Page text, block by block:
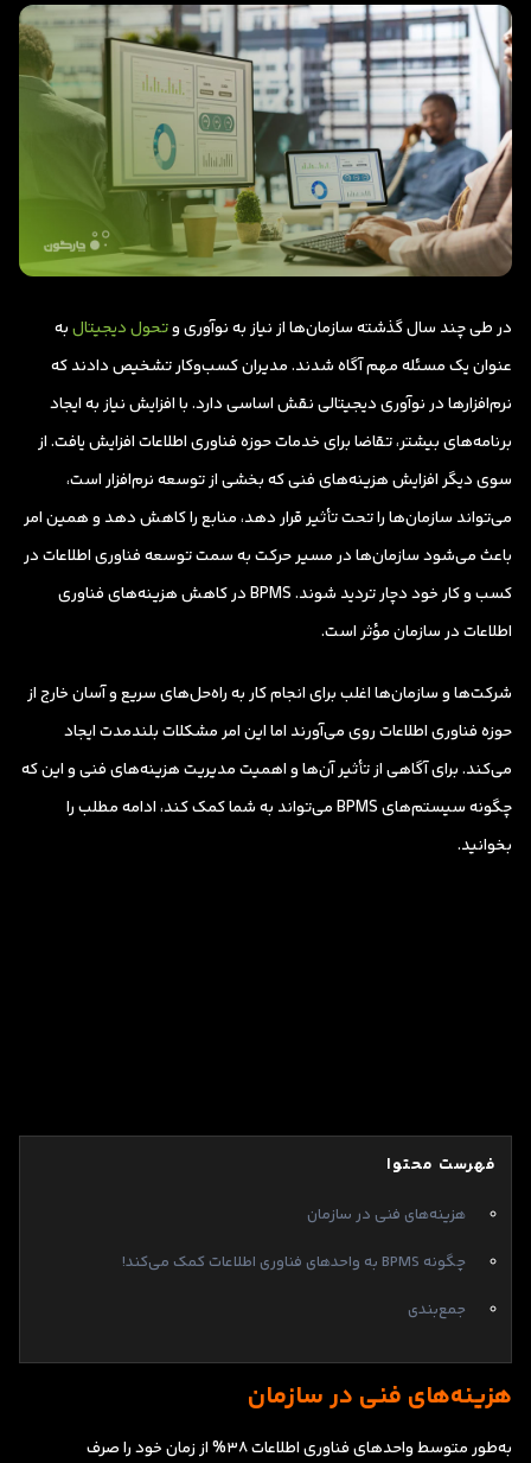
در طی چند سال گذشته سازمان‌ها از نیاز به نوآوری وتحول دیجیتالبه
عنوان یک مسئله مهم آگاه شدند. مدیران کسب‌وکار تشخیص دادند که
نرم‌افزارها در نوآوری دیجیتالی نقش اساسی دارد. با افزایش نیاز به ایجاد
برنامه‌های بیشتر، تقاضا برای خدمات حوزه فناوری اطلاعات افزایش یافت. از
سوی دیگر افزایش هزینه‌های فنی که بخشی از توسعه نرم‌افزار است،
می‌تواند سازمان‌ها را تحت تأثیر قرار دهد، منابع را کاهش دهد و همین امر
باعث می‌شود سازمان‌ها در مسیر حرکت به سمت توسعه فناوری اطلاعات در
کسب و کار خود دچار تردید شوند. BPMS در کاهش هزینه‌های فناوری
اطلاعات در سازمان مؤثر است.
شرکت‌ها و سازمان‌ها اغلب برای انجام کار به راه‌حل‌های سریع و آسان خارج از
حوزه فناوری اطلاعات روی می‌آورند اما این امر مشکلات بلندمدت ایجاد
می‌کند. برای آگاهی از تأثیر آن‌ها و اهمیت مدیریت هزینه‌های فنی و این که
چگونه سیستم‌های BPMS می‌تواند به شما کمک کند، ادامه مطلب را
بخوانید.
فهرست محتوا
هزینه‌های فنی در سازمان
چگونه BPMS به واحدهای فناوری اطلاعات کمک می‌کند!
جمع‌بندی
هزینه‌های فنی در سازمان
به‌طور متوسط واحدهای فناوری اطلاعات 38% از زمان خود را صرف